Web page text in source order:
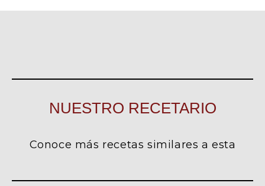
NUESTRO RECETARIO
Conoce más recetas similares a esta